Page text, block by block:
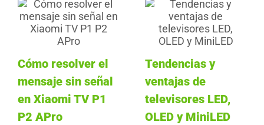
Cómo resolver el
mensaje sin señal
en Xiaomi TV P1
P2 APro
Tendencias y
ventajas de
televisores LED,
OLED y MiniLED